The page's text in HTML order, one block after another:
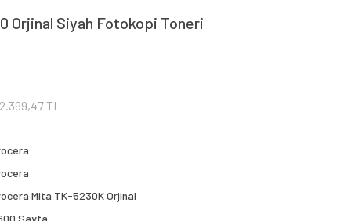
Orjinal Siyah Fotokopi Toneri
2.399,47 TL
Mita TK-5230K Orjinal
Sayfa